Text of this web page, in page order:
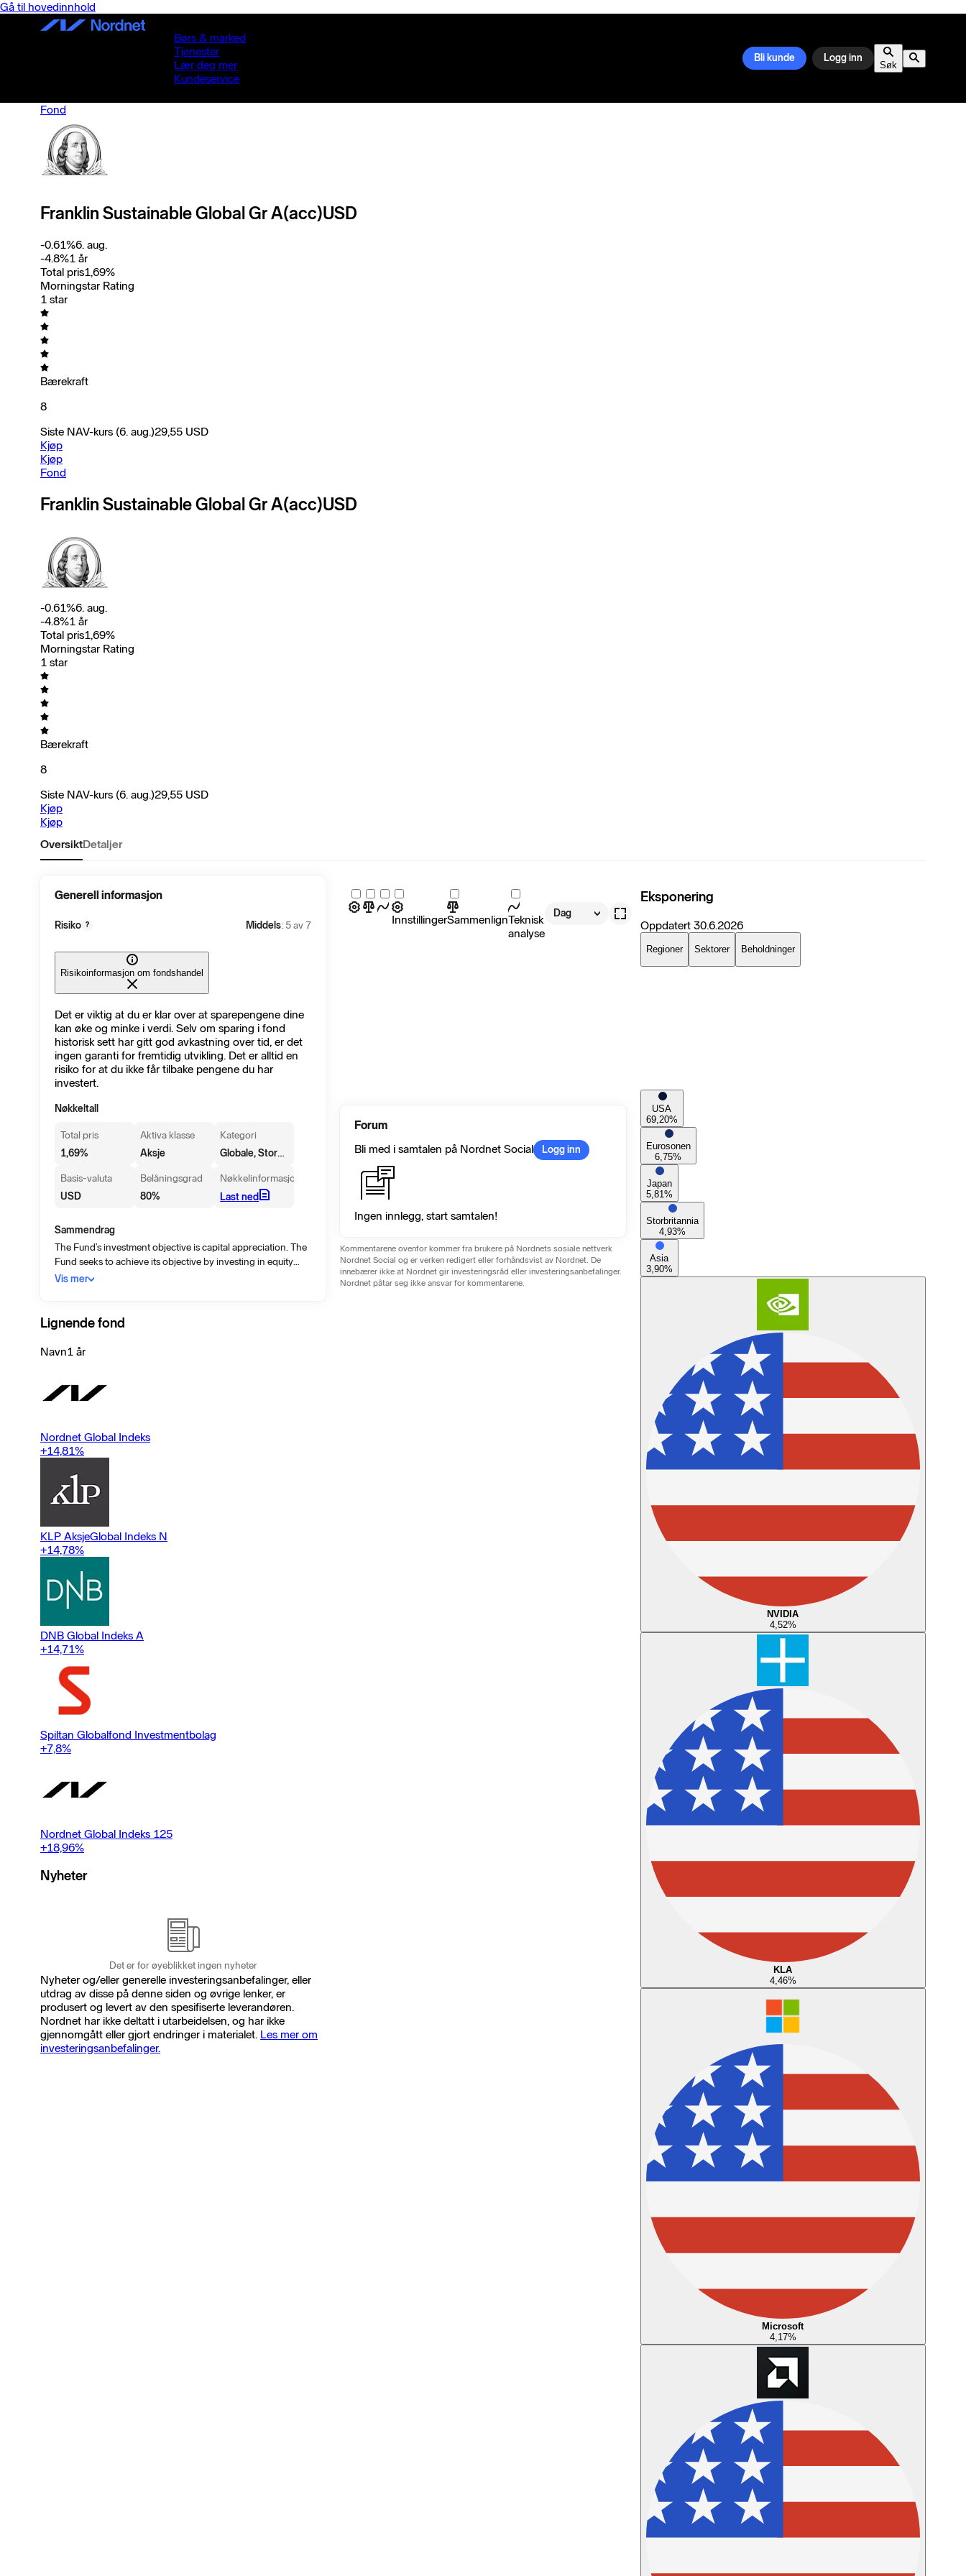
Gå til hovedinnhold
Børs & marked
Tjenester
Lær deg mer
Kundeservice
Bli kunde Logg inn
Søk
Fond
Franklin Sustainable Global Gr A(acc)USD
-0.61%6. aug.
-4.8%1 år
Total pris1,69%
Morningstar Rating
1 star
Bærekraft
8
Siste NAV-kurs (6. aug.)29,55 USD
Kjøp
Kjøp
Fond
Franklin Sustainable Global Gr A(acc)USD
-0.61%6. aug.
-4.8%1 år
Total pris1,69%
Morningstar Rating
1 star
Bærekraft
8
Siste NAV-kurs (6. aug.)29,55 USD
Kjøp
Kjøp
OversiktDetaljer
InnstillingerSammenlignTeknisk
analyse
Dag
Generell informasjon
Risiko ? Middels: 5 av 7
Risikoinformasjon om fondshandel
Det er viktig at du er klar over at sparepengene dine
kan øke og minke i verdi. Selv om sparing i fond
historisk sett har gitt god avkastning over tid, er det
ingen garanti for fremtidig utvikling. Det er alltid en
risiko for at du ikke får tilbake pengene du har
investert.
Nøkkeltall
Total pris
1,69%
Aktiva klasse
Aksje
Kategori
Globale, Store selskaper, Vekst
Basis-valuta
USD
Belåningsgrad
80%
Nøkkelinformasjon
Last ned
Sammendrag
The Fund’s investment objective is capital appreciation. The
Fund seeks to achieve its objective by investing in equity
and equity-related transferable securities (including equity-
Vis mer
Lignende fond
Navn1 år
Nordnet Global Indeks
+14,81%
KLP AksjeGlobal Indeks N
+14,78%
DNB Global Indeks A
+14,71%
Spiltan Globalfond Investmentbolag
+7,8%
Nordnet Global Indeks 125
+18,96%
Nyheter
Det er for øyeblikket ingen nyheter
Nyheter og/eller generelle investeringsanbefalinger, eller
utdrag av disse på denne siden og øvrige lenker, er
produsert og levert av den spesifiserte leverandøren.
Nordnet har ikke deltatt i utarbeidelsen, og har ikke
gjennomgått eller gjort endringer i materialet. Les mer om
investeringsanbefalinger.
Forum
Bli med i samtalen på Nordnet Social
Logg inn
Ingen innlegg, start samtalen!
Kommentarene ovenfor kommer fra brukere på Nordnets sosiale nettverk
Nordnet Social og er verken redigert eller forhåndsvist av Nordnet. De
innebærer ikke at Nordnet gir investeringsråd eller investeringsanbefalinger.
Nordnet påtar seg ikke ansvar for kommentarene.
Eksponering
Oppdatert 30.6.2026
Regioner Sektorer Beholdninger
USA
69,20%
Eurosonen
6,75%
Japan
5,81%
Storbritannia
4,93%
Asia
3,90%
NVIDIA
4,52%
KLA
4,46%
Microsoft
4,17%